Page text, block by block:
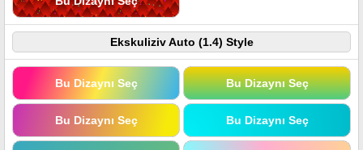
Ekskuliziv Auto (1.4) Style
Bu Dizaynı Seç Bu Dizaynı Seç
Bu Dizaynı Seç Bu Dizaynı Seç